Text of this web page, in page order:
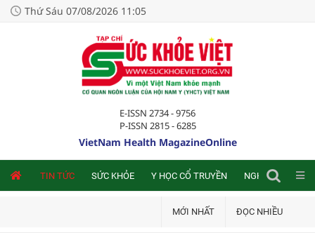
Thứ Sáu 07/08/2026 11:05
E-ISSN 2734 - 9756
P-ISSN 2815 - 6285
VietNam Health MagazineOnline
TIN TỨC SỨC KHỎE Y HỌC CỔ TRUYỀN NGHIÊN CỨU
MỚI NHẤT ĐỌC NHIỀU